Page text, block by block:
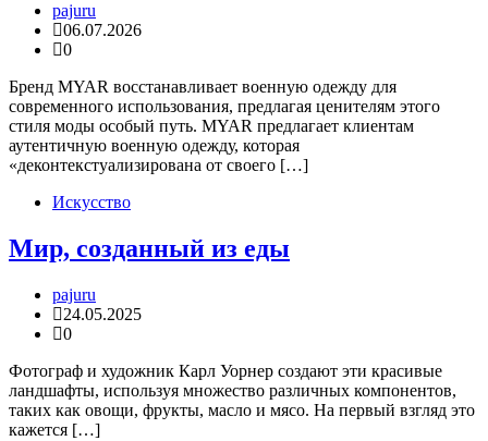
pajuru
06.07.2026
0
Бренд MYAR восстанавливает военную одежду для
современного использования, предлагая ценителям этого
стиля моды особый путь. MYAR предлагает клиентам
аутентичную военную одежду, которая
«деконтекстуализирована от своего […]
Искусство
Мир, созданный из еды
pajuru
24.05.2025
0
Фотограф и художник Карл Уорнер создают эти красивые
ландшафты, используя множество различных компонентов,
таких как овощи, фрукты, масло и мясо. На первый взгляд это
кажется […]